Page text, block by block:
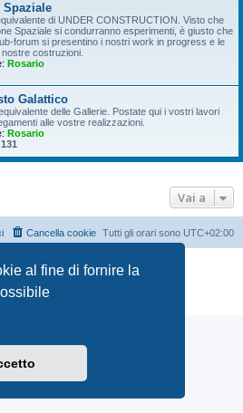
al fine di fornire la
Spaziale
di UNDER CONSTRUCTION. Visto che
Spaziale si condurranno esperimenti, è giusto che
forum si presentino i nostri work in progress e le
costruzioni.
Rosario
Galattico
delle Gallerie. Postate qui i vostri lavori
alle vostre realizzazioni.
Rosario
131
Vai a
Tutti gli orari sono UTC+02:00
Cancella cookie
® Forum Software © phpBB Limited
Privacy|Condizioni